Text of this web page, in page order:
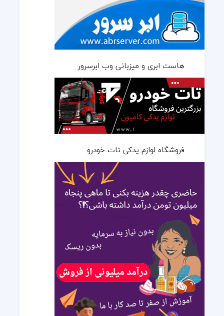
هاست ابری و میزبانی وب ابرسرور
فروشگاه لوازم یدکی تات خودرو